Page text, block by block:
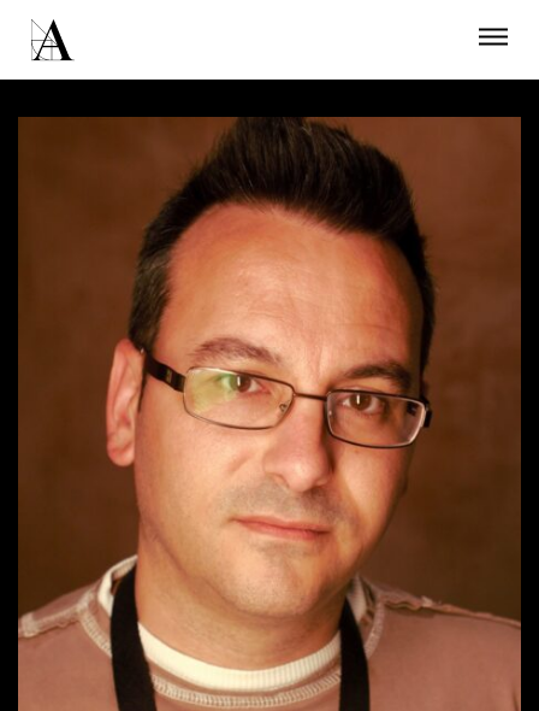
RESIDENCIAS
ÚNETE A LA ACADEMIA DE CINE
PRENSA
NEWSLETTER